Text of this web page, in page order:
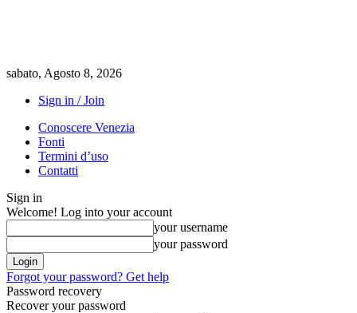
sabato, Agosto 8, 2026
Sign in / Join
Conoscere Venezia
Fonti
Termini d’uso
Contatti
Sign in
Welcome! Log into your account
your username
your password
Forgot your password? Get help
Password recovery
Recover your password